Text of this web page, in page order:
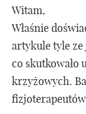
Witam,
Właśnie
artykule tyle
co skutkowało
krzyżowych.